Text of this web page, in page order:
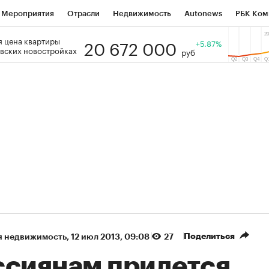
Мероприятия Отрасли Недвижимость Autonews РБК
РБК Образование Тренды
цена квартиры
новостройках
20 672 000 руб
+5.87%
недвижимость⁠, 12 июл 2013, 09:08 27 Поделиться